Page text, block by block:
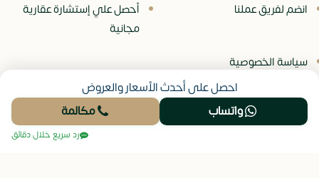
انضم لفريق عملنا
أحصل علي إستشارة عقارية
مجانية
سياسة الخصوصية
© جميع الحقوق محفوظة -موقع نيو عقار
احصل على أحدث الأسعار والعروض
واتساب
مكالمة
رد سريع خلال دقائق